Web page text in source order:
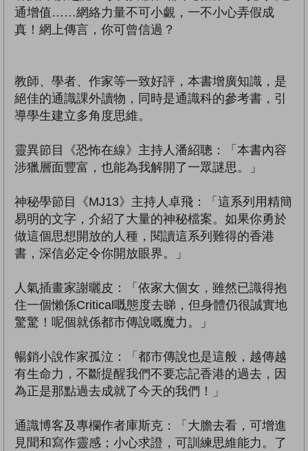
通增值……網絡力量不可小覷，一不小心弄假成
真！網上傳言，你可曾信過？
教師、學者、作家等一致好評，本書增廣知識，是
絕佳的通識課外讀物，同時是通識科的參考書，引
導學生建立多角度思維。
靈異節目《恐怖在線》主持人潘紹聰：「本書內容
涉獵層面豐富，也能為我解開了一眾謎思。」
神秘學節目《MJ13》主持人卓飛：「這系列用精簡
易明的文字，介紹了大量的神秘檔案。如果你勇於
做這個思想開放的人種，閱讀這系列難得的香港
書，深信必定令你開放眼界。」
人氣插畫家謝曬皮：「依家大個女，雖然已識得抱
住一個懶係Critical嘅態度去睇，但身體仍很誠實地
驚驚！呢個就係都市傳說嘅魔力。」
暢銷小說作家孤泣：「都市傳說也是這般，越傳越
有生命力，不斷提醒我們不要忘記香港的過去，因
為正是那點過去成就了今天的我們！」
通識博客及專欄作者庫斯克：「大膽去看，可增進
見聞和寫作靈感；小心求證，可訓練思維能力。了